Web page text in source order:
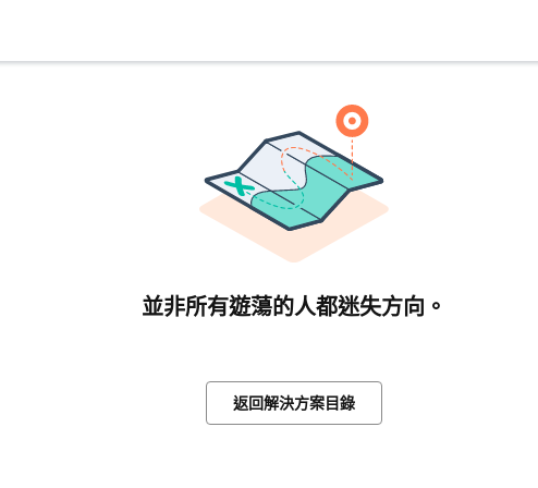
並非所有遊蕩的人都迷失方向。
返回解決方案目錄